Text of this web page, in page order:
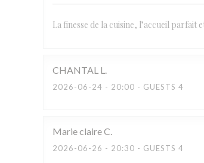
La finesse de la cuisine, l’accueil parfait
CHANTAL L
2026-06-24 - 20:00 - GUESTS 4
Marie claireC
2026-06-26 - 20:30 - GUESTS 4